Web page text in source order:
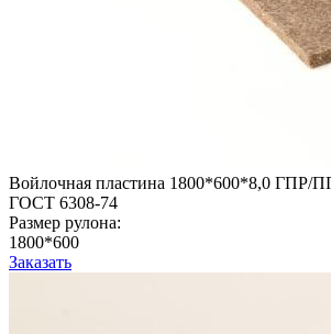
Войлочная пластина 1800*600*8,0 ГПР/
ГОСТ 6308-74
Размер рулона:
1800*600
Заказать